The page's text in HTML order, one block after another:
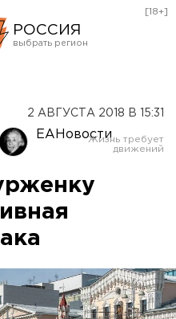
РОССИЯ
Оренбург
[18+]
2 АВГУСТА 2018 В 15:31
ЕАНовости